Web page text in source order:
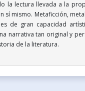
la lectura llevada a la
sí mismo. Metaficción,
de gran capacidad
narrativa tan original y
de la literatura.